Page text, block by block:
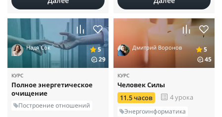
Надя Сок
5
29
КУРС
Полное энергетическое
очищение
Построение отношений
Дмитрий Воронов
5
45
КУРС
Человек Силы
11.5 часов
4 урока
Энергоинформатика